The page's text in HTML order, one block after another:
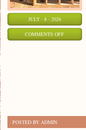
JULY - 8 - 2026
COMMENTS OFFON
POSTED BY ADMIN